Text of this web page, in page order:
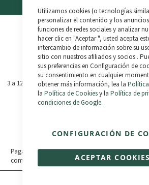
Utilizamos cookies (o tecnologías
personalizar el contenido y los
funciones de redes sociales y analizar
hacer clic en "Aceptar ", usted acepta
intercambio de información sobre su
sitio con nuestros afiliados y socios .
sus preferencias en Configuración de
su consentimiento en cualquier
obtener más información, lea la
la Política de Cookiesy la Política de
condiciones de Google.
ACEPTAR COOKIES
CONFIGURACIÓN DE
Financiación
+ Info
3 a 12 Meses, aprobación inmediata
Paga en 3 plazos sin intereses tus
compras de 30€ a 2.000€. 0% TAE.
Consulta